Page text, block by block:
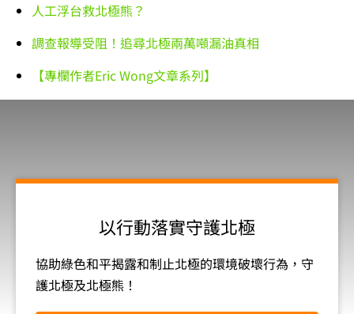
人工浮台救北極熊？
調查報導受阻！追尋北極兩萬噸漏油真相
【專欄作者Eric Wong文章系列】
以行動落實守護北極
協助綠色和平揭露和制止北極的環境破壞行為，守
護北極及北極熊！